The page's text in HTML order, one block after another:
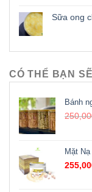
Sữa ong
CÓ THỂ BẠN
Bánh
Mặt